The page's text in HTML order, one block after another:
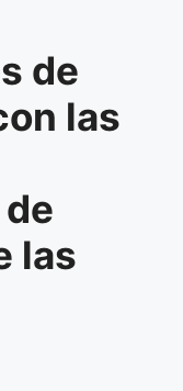
de
las
las